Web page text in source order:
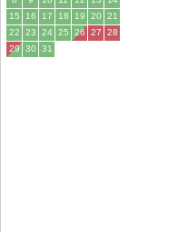
15
16 17 18 19 20
21
22
23 24 25 26 27
28
29
30 31